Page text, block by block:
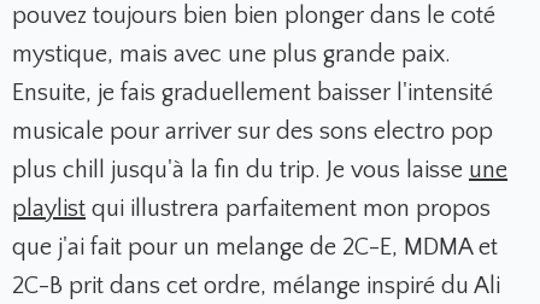
pouvez toujours bien bien plonger dans le coté
mystique, mais avec une plus grande paix.
Ensuite, je fais graduellement baisser l'intensité
musicale pour arriver sur des sons electro pop
plus chill jusqu'à la fin du trip. Je vous laisse une
playlist qui illustrera parfaitement mon propos
que j'ai fait pour un melange de 2C-E, MDMA et
2C-B prit dans cet ordre, mélange inspiré du Ali